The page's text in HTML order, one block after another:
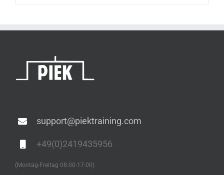
support@piektraining.com
+49(0)2419435956
(Montag-Freitag 08:00-17:00)